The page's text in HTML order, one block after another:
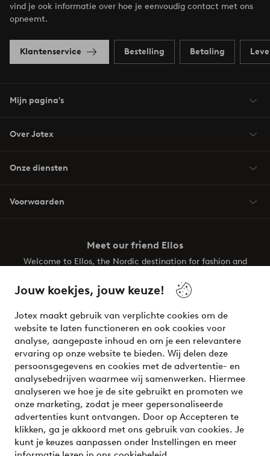
Jouw koekjes, jouw keuze!
Jotex maakt gebruik van verplichte cookies om de
website te laten functioneren en ook cookies voor
analyse, aangepaste inhoud en om je een relevantere
ervaring op onze website te bieden. Wij delen deze
persoonsgegevens en cookies met de advertentie- en
analysebedrijven waarmee wij samenwerken. Hiermee
analyseren we hoe je de site gebruikt en promoten we
onze marketing, zodat je meer gepersonaliseerde
advertenties kunt ontvangen. Door op Accepteren te
klikken, ga je akkoord met ons gebruik van cookies. Je
kunt je keuzes aanpassen onder Instellingen en meer
vind je ook informatie over hoe je eenvoudig contact met ons
opneemt.
Klantenservice Bestelling Betaling
Mijn pagina's
Over Jotex
Onze diensten
Voorwaarden
Meet our friend Ellos
Welcome to Ellos, the Nordic destination for fashion and
your wardrobe. Your next inspiring look is here!
Veilig betalen - Nu betalen of opsplitsen
Wil je meer weten over onze betaalopties?